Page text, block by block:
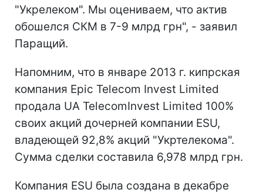
"Укрелеком". Мы оцениваем, что актив
обошелся СКМ в 7-9 млрд грн", - заявил
Паращий.
Напомним, что в январе 2013 г. кипрская
компания Epic Telecom Invest Limited
продала UA TelecomInvest Limited 100%
своих акций дочерней компании ESU,
владеющей 92,8% акций "Укртелекома".
Сумма сделки составила 6,978 млрд грн.
Компания ESU была создана в декабре